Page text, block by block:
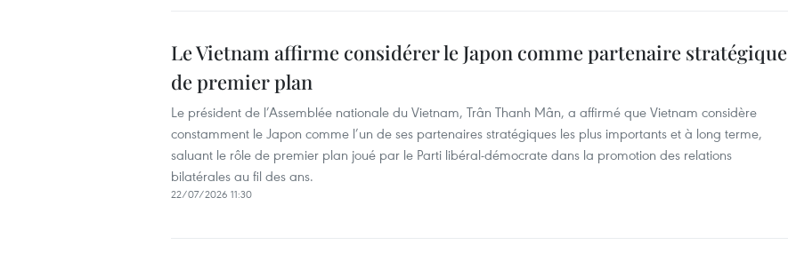
Le Vietnam affirme considérer le Japon comme partenaire stratégique
de premier plan
Le président de l’Assemblée nationale du Vietnam, Trân Thanh Mân, a affirmé que Vietnam considère
constamment le Japon comme l’un de ses partenaires stratégiques les plus importants et à long terme,
saluant le rôle de premier plan joué par le Parti libéral-démocrate dans la promotion des relations
bilatérales au fil des ans.
22/07/2026 11:30